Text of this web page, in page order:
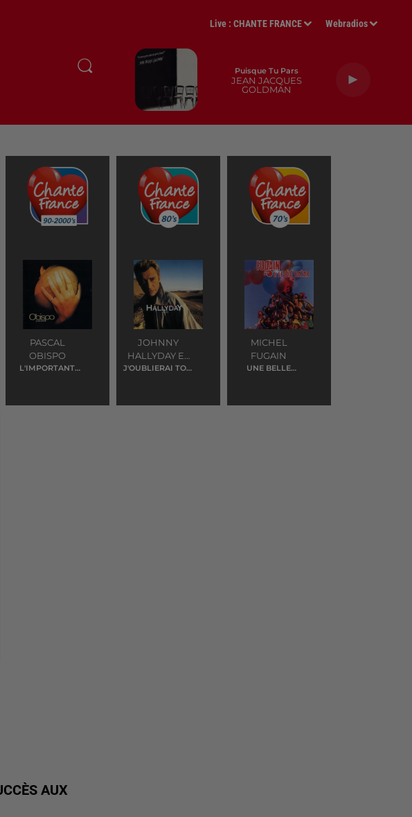
Live :CHANTE FRANCE Webradios
Puisque Tu Pars
JEAN JACQUES
GOLDMAN
PASCAL
OBISPO
L'IMPORTANT
JOHNNY
HALLYDAY ET
CARMEL
J'OUBLIERAI TON
MICHEL
FUGAIN
UNE BELLE
AUX